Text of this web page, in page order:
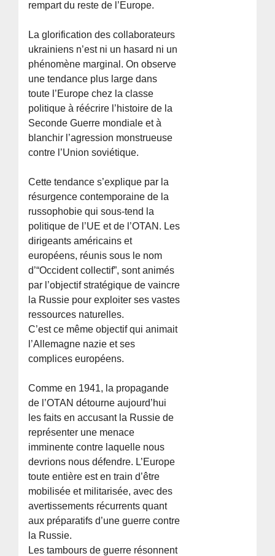
rempart du reste de l’Europe.
La glorification des collaborateurs
ukrainiens n’est ni un hasard ni un
phénomène marginal. On observe
une tendance plus large dans
toute l’Europe chez la classe
politique à réécrire l’histoire de la
Seconde Guerre mondiale et à
blanchir l’agression monstrueuse
contre l’Union soviétique.
Cette tendance s’explique par la
résurgence contemporaine de la
russophobie qui sous-tend la
politique de l’UE et de l’OTAN. Les
dirigeants américains et
européens, réunis sous le nom
d’“Occident collectif”, sont animés
par l’objectif stratégique de vaincre
la Russie pour exploiter ses vastes
ressources naturelles.
C’est ce même objectif qui animait
l’Allemagne nazie et ses
complices européens.
Comme en 1941, la propagande
de l’OTAN détourne aujourd’hui
les faits en accusant la Russie de
représenter une menace
imminente contre laquelle nous
devrions nous défendre. L’Europe
toute entière est en train d’être
mobilisée et militarisée, avec des
avertissements récurrents quant
aux préparatifs d’une guerre contre
la Russie.
Les tambours de guerre résonnent